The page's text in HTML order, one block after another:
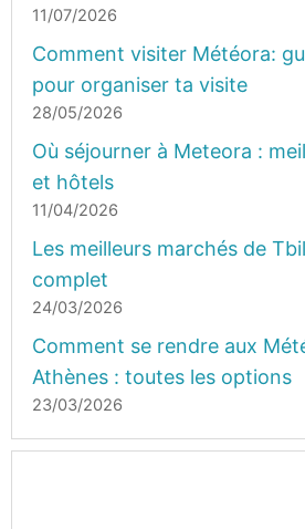
11/07/2026
Comment visiter Météora:
pour organiser ta visite
28/05/2026
Où séjourner à Meteora :
et hôtels
11/04/2026
Les meilleurs marchés de
complet
24/03/2026
Comment se rendre aux
Athènes : toutes les options
23/03/2026